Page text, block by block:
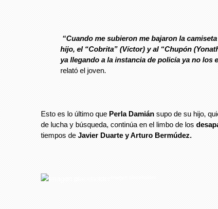
“Cuando me subieron me bajaron la
hijo, el “Cobrita” (Víctor) y al “Chupón
ya llegando a la instancia de policía ya no los
relató el joven.
Esto es lo último que Perla Damián supo de su hijo,
de lucha y búsqueda, continúa en el limbo de los
tiempos de Javier Duarte y Arturo Bermúdez.